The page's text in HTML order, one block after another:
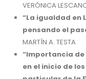
VERÓNICA
“La igualdad en
pensando el
MARTÍN A. TESTA
“Importancia de
en el inicio de